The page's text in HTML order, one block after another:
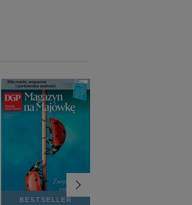
BESTSELLER